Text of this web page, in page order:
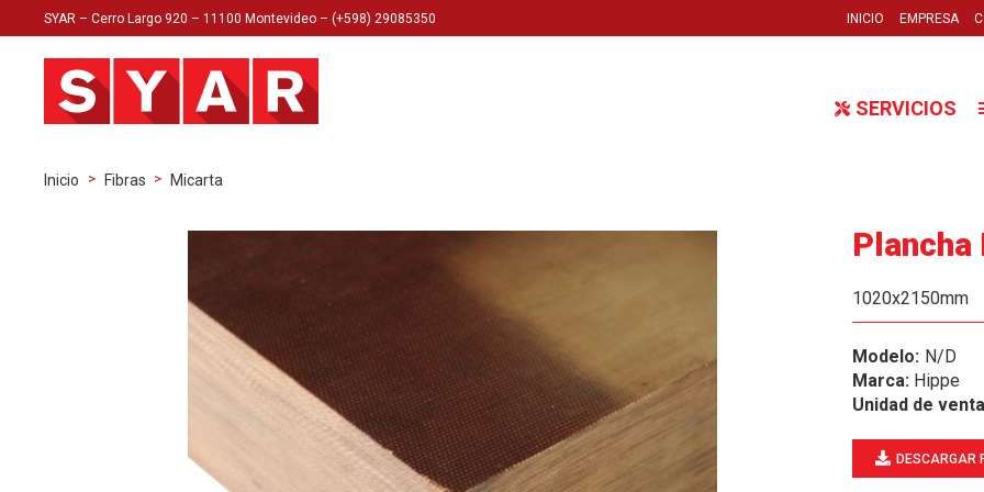
SYAR – Cerro Largo 920 – 11100 Montevideo – (+598) 29085350 INICIO EMPRESA
SERVICIOS
Inicio > Fibras > Micarta
Plancha
1020x2150mm
N/D
Marca: Hippe
Unidad de
DESCARGAR